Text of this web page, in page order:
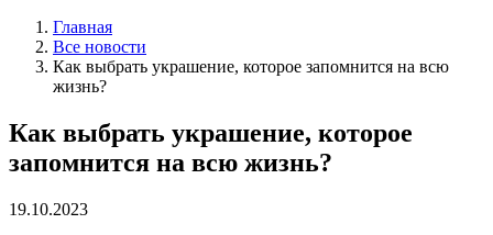
Главная
Все новости
Как выбрать украшение, которое запомнится на всю
жизнь?
Как выбрать украшение, которое
запомнится на всю жизнь?
19.10.2023